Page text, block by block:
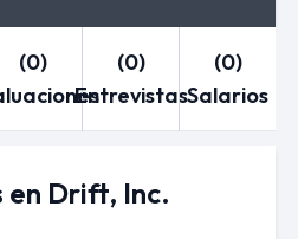
(0)
(0)
Entrevistas
(0)
Salarios
en Drift, Inc.